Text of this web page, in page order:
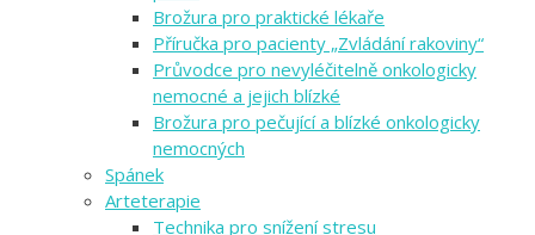
Brožura pro praktické lékaře
Příručka pro pacienty „Zvládání rakoviny“
Průvodce pro nevyléčitelně onkologicky
nemocné a jejich blízké
Brožura pro pečující a blízké onkologicky
nemocných
Spánek
Arteterapie
Technika pro snížení stresu